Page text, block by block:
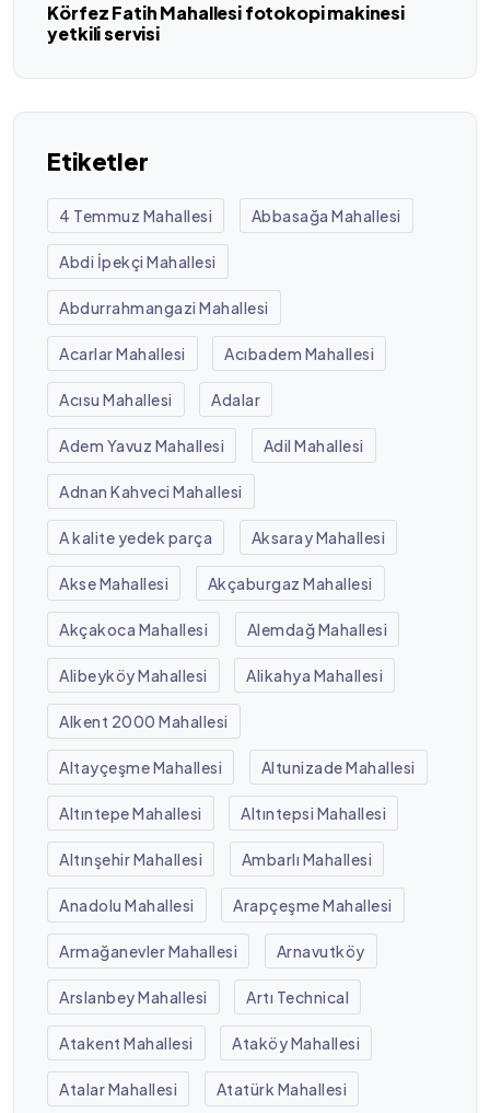
Körfez Fatih Mahallesi fotokopi makinesi
yetkili servisi
Etiketler
4 Temmuz Mahallesi Abbasağa Mahallesi
Abdi İpekçi Mahallesi
Abdurrahmangazi Mahallesi
Acarlar Mahallesi Acıbadem Mahallesi
Acısu Mahallesi Adalar
Adem Yavuz Mahallesi Adil Mahallesi
Adnan Kahveci Mahallesi
A kalite yedek parça Aksaray Mahallesi
Akse Mahallesi Akçaburgaz Mahallesi
Akçakoca Mahallesi Alemdağ Mahallesi
Alibeyköy Mahallesi Alikahya Mahallesi
Alkent 2000 Mahallesi
Altayçeşme Mahallesi Altunizade Mahallesi
Altıntepe Mahallesi Altıntepsi Mahallesi
Altınşehir Mahallesi Ambarlı Mahallesi
Anadolu Mahallesi Arapçeşme Mahallesi
Armağanevler Mahallesi Arnavutköy
Arslanbey Mahallesi Artı Technical
Atakent Mahallesi Ataköy Mahallesi
Atalar Mahallesi Atatürk Mahallesi